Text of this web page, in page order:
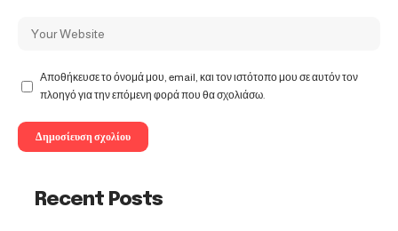
Αποθήκευσε το όνομά μου, email, και τον ιστότοπο μου σε αυτόν τον
πλοηγό για την επόμενη φορά που θα σχολιάσω.
Recent Posts